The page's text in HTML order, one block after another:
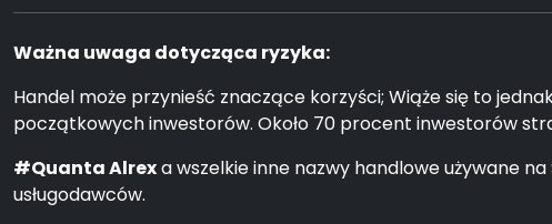
Ważna uwaga dotycząca ryzyka:
Handel może przynieść znaczące korzyści; Wiąże się to
początkowych inwestorów. Około 70 procent inwestorów
#Quanta Alrexa wszelkie inne nazwy handlowe używane
usługodawców.